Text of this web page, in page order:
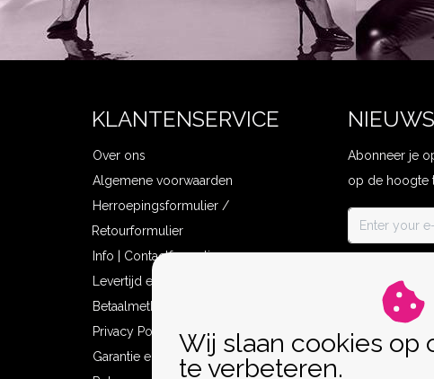
KLANTENSERVICE
Over ons
Algemene voorwaarden
Herroepingsformulier /
Retourformulier
Info | Contactformulier
Levertijd en verzendkosten
Betaalmethoden
Privacy Policy
Garantie en klachten
Abonneer je
op de hoogte
Wij slaan cookies op
te verbeteren.